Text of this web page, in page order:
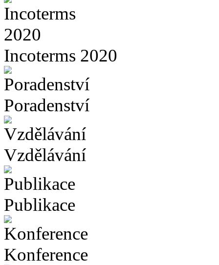
Incoterms 2020
Poradenství
Vzdělávání
Publikace
Konference